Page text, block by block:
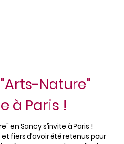
Nature"
à Paris !
en Sancy s’invite à Paris !
fiers d’avoir été retenus pour